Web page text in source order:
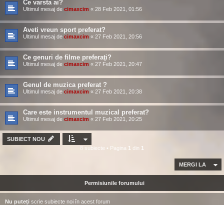
Ce varsta ai?
Ultimul mesaj de cimaxcim « 28 Feb 2021, 01:56
Aveti vreun sport preferat?
Ultimul mesaj de cimaxcim « 27 Feb 2021, 20:56
Ce genuri de filme preferaţi?
Ultimul mesaj de cimaxcim « 27 Feb 2021, 20:47
Genul de muzica preferat ?
Ultimul mesaj de cimaxcim « 27 Feb 2021, 20:38
Care este instrumentul muzical preferat?
Ultimul mesaj de cimaxcim « 27 Feb 2021, 20:25
SUBIECT NOU
8 subiecte • Pagina 1 din 1
MERGI LA
Permisiunile forumului
Nu puteţi scrie subiecte noi în acest forum